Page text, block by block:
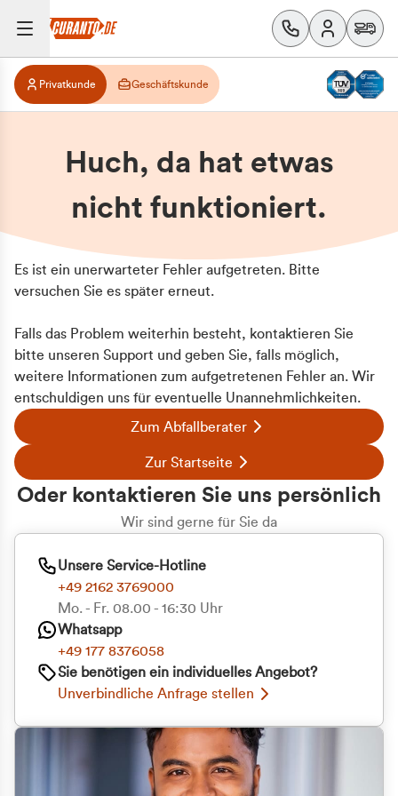
Zustimmung
Wir verwenden Cookies, um Inhalte und Anzeigen
zu personalisieren, Funktionen für soziale Medien
anbieten zu können und die Zugriffe auf unsere
Privatkunde Geschäftskunde
Huch, da hat etwas
nicht funktioniert.
Es ist ein unerwarteter Fehler aufgetreten. Bitte
versuchen Sie es später erneut.
Falls das Problem weiterhin besteht, kontaktieren Sie
bitte unseren Support und geben Sie, falls möglich,
weitere Informationen zum aufgetretenen Fehler an. Wir
entschuldigen uns für eventuelle Unannehmlichkeiten.
Zum Abfallberater
Zur Startseite
Oder kontaktieren Sie uns persönlich
Wir sind gerne für Sie da
Unsere Service-Hotline
+49 2162 3769000
Mo. - Fr. 08.00 - 16:30 Uhr
Whatsapp
+49 177 8376058
Sie benötigen ein individuelles Angebot?
Unverbindliche Anfrage stellen